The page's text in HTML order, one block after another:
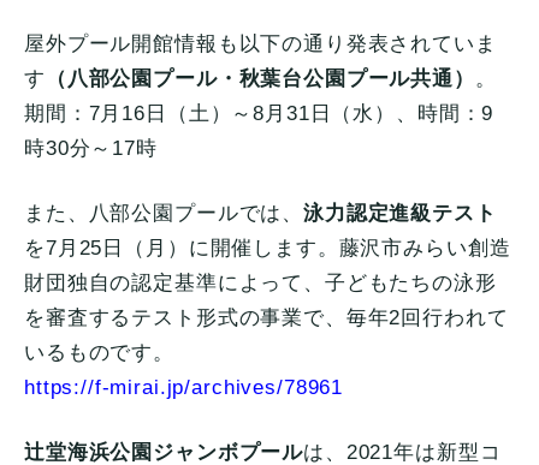
屋外プール開館情報も以下の通り発表されていま
す （八部公園プール・秋葉台公園プール共通）
。
期間：7月16日（土）～8月31日（水）、時間：9
時30分～17時
また、八部公園プールでは、泳力認定進級テスト
を7月25日（月）に開催します。藤沢市みらい創造
財団独自の認定基準によって、子どもたちの泳形
を審査するテスト形式の事業で、毎年2回行われて
いるものです。
https://f-mirai.jp/archives/78961
辻堂海浜公園ジャンボプールは、2021年は新型コ